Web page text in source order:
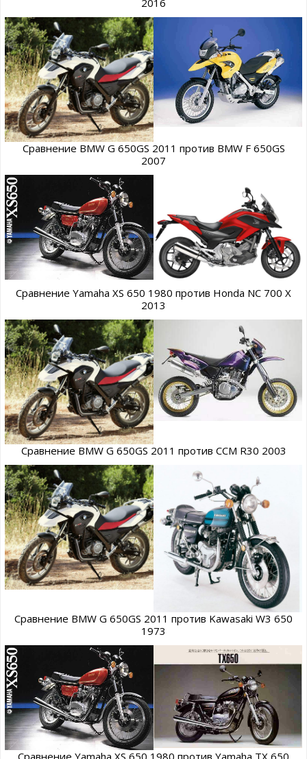
Сравнение BMW G 650GS 2011 против BMW F 650GS
2007
Сравнение Yamaha XS 650 1980 против Honda NC 700 X
2013
Сравнение BMW G 650GS 2011 против CCM R30 2003
Сравнение BMW G 650GS 2011 против Kawasaki W3 650
1973
Сравнение Yamaha XS 650 1980 против Yamaha TX 650